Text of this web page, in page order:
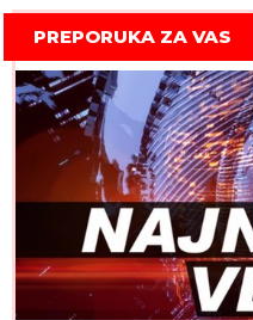
PREPORUKA ZA VAS